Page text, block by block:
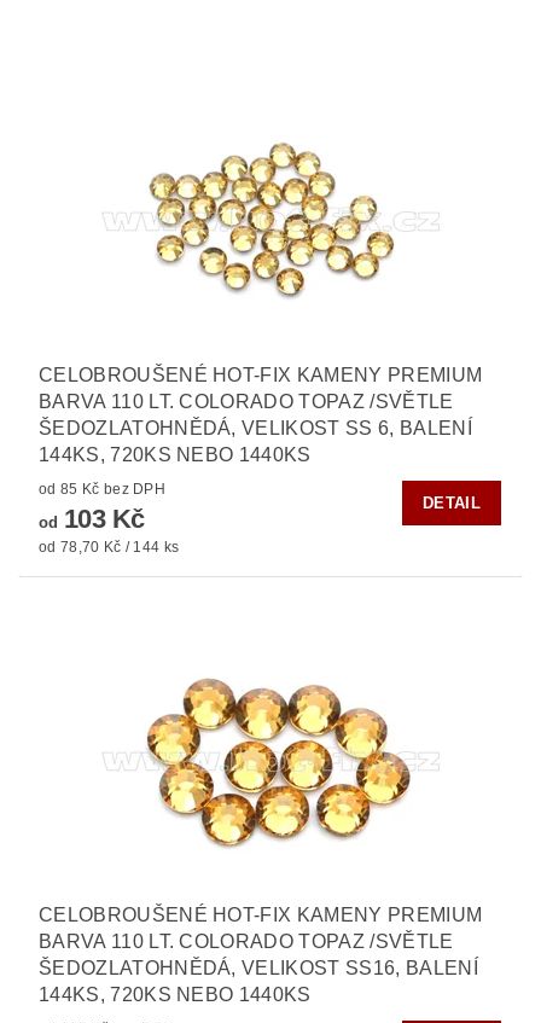
CELOBROUŠENÉ HOT-FIX KAMENY PREMIUM
BARVA 110 LT. COLORADO TOPAZ /SVĚTLE
ŠEDOZLATOHNĚDÁ, VELIKOST SS 6, BALENÍ
144KS, 720KS NEBO 1440KS
od 85 Kč bez DPH
od 103 Kč
od 78,70 Kč / 144 ks
DETAIL
CELOBROUŠENÉ HOT-FIX KAMENY PREMIUM
BARVA 110 LT. COLORADO TOPAZ /SVĚTLE
ŠEDOZLATOHNĚDÁ, VELIKOST SS16, BALENÍ
144KS, 720KS NEBO 1440KS